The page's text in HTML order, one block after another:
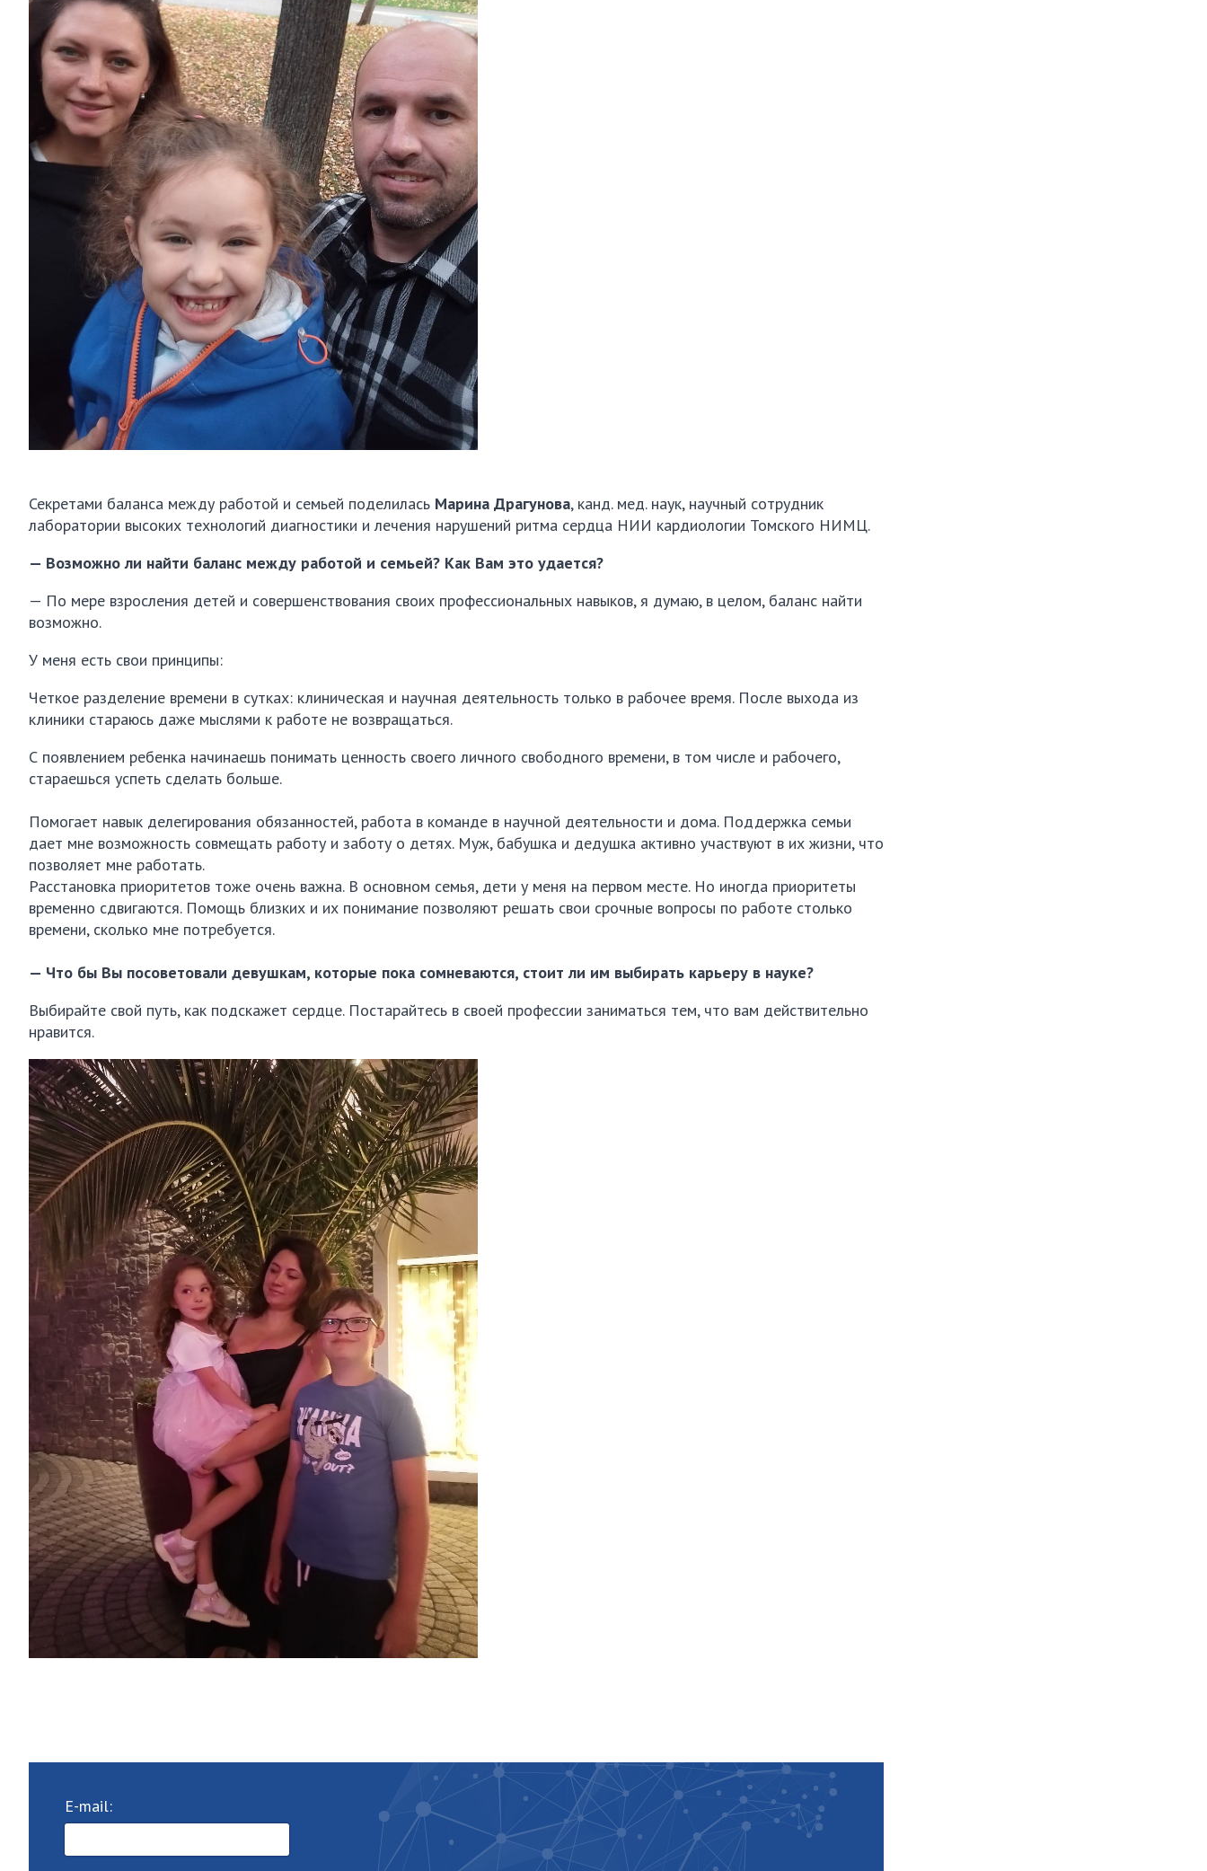
Секретами баланса между работой и семьей поделилась Марина Драгунова, канд. мед. наук, научный сотрудник
лаборатории высоких технологий диагностики и лечения нарушений ритма сердца НИИ кардиологии Томского НИМЦ.
— Возможно ли найти баланс между работой и семьей? Как Вам это удается?
— По мере взросления детей и совершенствования своих профессиональных навыков, я думаю, в целом, баланс найти
возможно.
У меня есть свои принципы:
Четкое разделение времени в сутках: клиническая и научная деятельность только в рабочее время. После выхода из
клиники стараюсь даже мыслями к работе не возвращаться.
С появлением ребенка начинаешь понимать ценность своего личного свободного времени, в том числе и рабочего,
стараешься успеть сделать больше.
Помогает навык делегирования обязанностей, работа в команде в научной деятельности и дома. Поддержка семьи
дает мне возможность совмещать работу и заботу о детях. Муж, бабушка и дедушка активно участвуют в их жизни, что
позволяет мне работать.
Расстановка приоритетов тоже очень важна. В основном семья, дети у меня на первом месте. Но иногда приоритеты
временно сдвигаются. Помощь близких и их понимание позволяют решать свои срочные вопросы по работе столько
времени, сколько мне потребуется.
— Что бы Вы посоветовали девушкам, которые пока сомневаются, стоит ли им выбирать карьеру в науке?
Выбирайте свой путь, как подскажет сердце. Постарайтесь в своей профессии заниматься тем, что вам действительно
нравится.
E-mail: